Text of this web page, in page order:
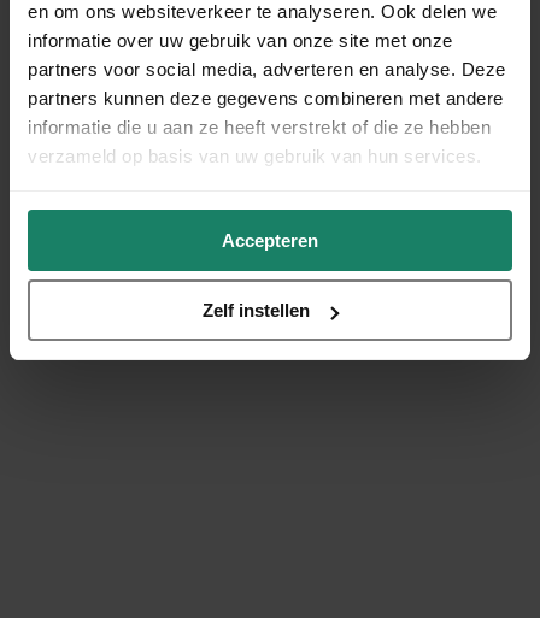
en om ons websiteverkeer te analyseren. Ook delen we
informatie over uw gebruik van onze site met onze
partners voor social media, adverteren en analyse. Deze
partners kunnen deze gegevens combineren met andere
informatie die u aan ze heeft verstrekt of die ze hebben
verzameld op basis van uw gebruik van hun services.
Accepteren
Zelf instellen